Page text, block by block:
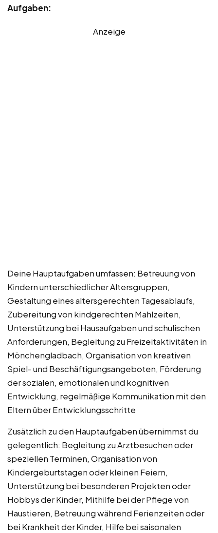
Aufgaben:
Anzeige
Deine Hauptaufgaben umfassen: Betreuung von
Kindern unterschiedlicher Altersgruppen,
Gestaltung eines altersgerechten Tagesablaufs,
Zubereitung von kindgerechten Mahlzeiten,
Unterstützung bei Hausaufgaben und schulischen
Anforderungen, Begleitung zu Freizeitaktivitäten in
Mönchengladbach, Organisation von kreativen
Spiel- und Beschäftigungsangeboten, Förderung
der sozialen, emotionalen und kognitiven
Entwicklung, regelmäßige Kommunikation mit den
Eltern über Entwicklungsschritte
Zusätzlich zu den Hauptaufgaben übernimmst du
gelegentlich: Begleitung zu Arztbesuchen oder
speziellen Terminen, Organisation von
Kindergeburtstagen oder kleinen Feiern,
Unterstützung bei besonderen Projekten oder
Hobbys der Kinder, Mithilfe bei der Pflege von
Haustieren, Betreuung während Ferienzeiten oder
bei Krankheit der Kinder, Hilfe bei saisonalen